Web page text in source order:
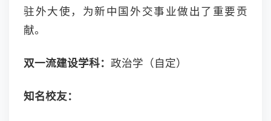
驻外大使，为新中国外交事业做出了重要贡
献。
双一流建设学科： 政治学（自定）
知名校友：